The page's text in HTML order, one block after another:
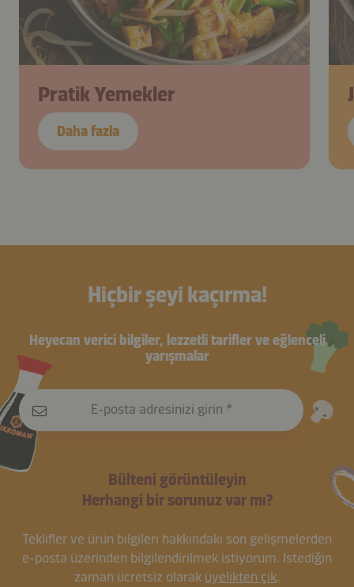
Pratik Yemekler
Daha fazla
Hiçbir şeyi kaçırma!
Heyecan verici bilgiler, lezzetli tarifler ve eğlenceli
yarışmalar
E-posta adresinizi girin
Bülteni görüntüleyin
Herhangi bir sorunuz var mı?
Teklifler ve ürün bilgileri hakkındaki son gelişmelerden
e-posta üzerinden bilgilendirilmek istiyorum. İstediğin
zaman ücretsiz olarak üyelikten çık.